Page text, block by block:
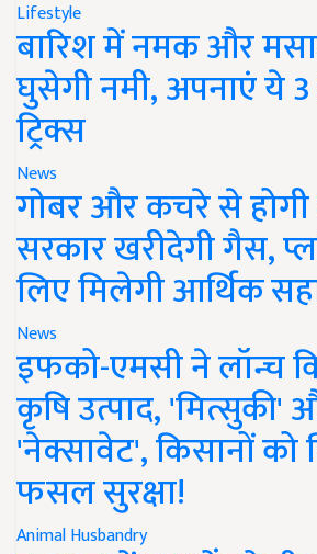
Lifestyle
बारिश में नमक और
घुसेगी नमी, अपनाएं ये
ट्रिक्स
News
गोबर और कचरे से
सरकार खरीदेगी गैस,
लिए मिलेगी आर्थिक
News
इफको-एमसी ने लॉन्च
कृषि उत्पाद, 'मित्सुकी'
'नेक्सावेट', किसानों को
फसल सुरक्षा!
Animal Husbandry